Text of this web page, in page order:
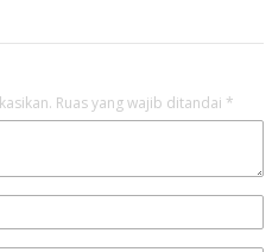
Ruas yang wajib ditandai *